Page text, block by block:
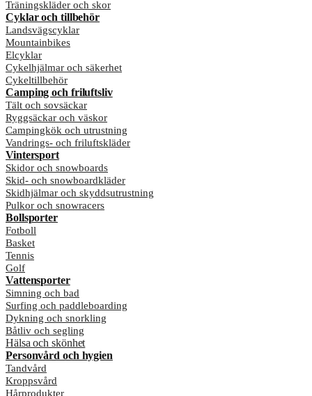
Träningskläder och skor
Cyklar och tillbehör
Landsvägscyklar
Mountainbikes
Elcyklar
Cykelhjälmar och säkerhet
Cykeltillbehör
Camping och friluftsliv
Tält och sovsäckar
Ryggsäckar och väskor
Campingkök och utrustning
Vandrings- och friluftskläder
Vintersport
Skidor och snowboards
Skid- och snowboardkläder
Skidhjälmar och skyddsutrustning
Pulkor och snowracers
Bollsporter
Fotboll
Basket
Tennis
Golf
Vattensporter
Simning och bad
Surfing och paddleboarding
Dykning och snorkling
Båtliv och segling
Hälsa och skönhet
Personvård och hygien
Tandvård
Kroppsvård
Hårprodukter